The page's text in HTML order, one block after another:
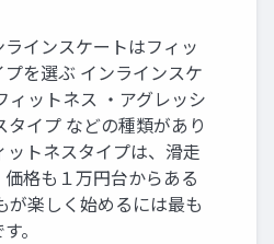
インスケートはフィッ
プを選ぶ インラインスケ
ィットネス ・アグレッシ
タイプ などの種類があり
ットネスタイプは、滑走
格も１万円台からある
が楽しく始めるには最も
。